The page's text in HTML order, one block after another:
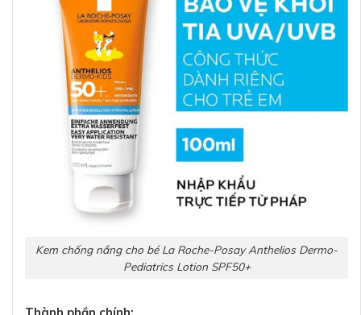
Kem chống nắng cho bé La Roche-Posay Anthelios Dermo-
Pediatrics Lotion SPF50+